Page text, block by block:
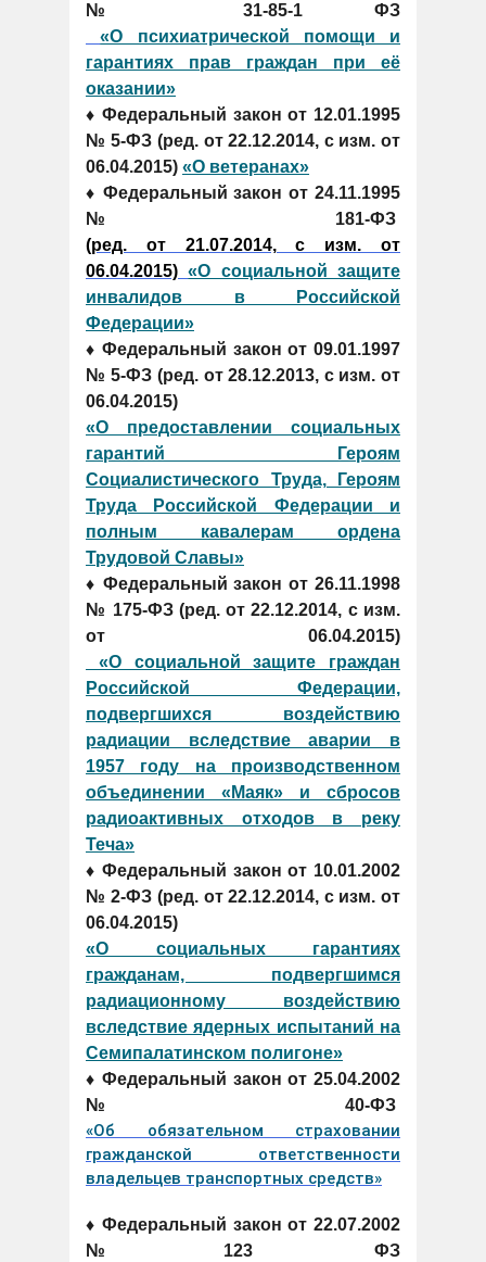
№ 31-85-1 ФЗ
«О психиатрической помощи и
гарантиях прав граждан при её
оказании»
♦ Федеральный закон от 12.01.1995
№ 5-ФЗ (ред. от 22.12.2014, с изм. от
06.04.2015) «О ветеранах»
♦ Федеральный закон от 24.11.1995
№ 181-ФЗ
(ред. от 21.07.2014, с изм. от
06.04.2015) «О социальной защите
инвалидов в Российской
Федерации»
♦ Федеральный закон от 09.01.1997
№ 5-ФЗ (ред. от 28.12.2013, с изм. от
06.04.2015)
«О предоставлении социальных
гарантий Героям
Социалистического Труда, Героям
Труда Российской Федерации и
полным кавалерам ордена
Трудовой Славы»
♦ Федеральный закон от 26.11.1998
№ 175-ФЗ (ред. от 22.12.2014, с изм.
от 06.04.2015)
«О социальной защите граждан
Российской Федерации,
подвергшихся воздействию
радиации вследствие аварии в
1957 году на производственном
объединении «Маяк» и сбросов
радиоактивных отходов в реку
Теча»
♦ Федеральный закон от 10.01.2002
№ 2-ФЗ (ред. от 22.12.2014, с изм. от
06.04.2015)
«О социальных гарантиях
гражданам, подвергшимся
радиационному воздействию
вследствие ядерных испытаний на
Семипалатинском полигоне»
♦ Федеральный закон от 25.04.2002
№40-ФЗ
«Об обязательном страховании
гражданской ответственности
владельцев транспортных средств»
♦ Федеральный закон от 22.07.2002
№123 ФЗ